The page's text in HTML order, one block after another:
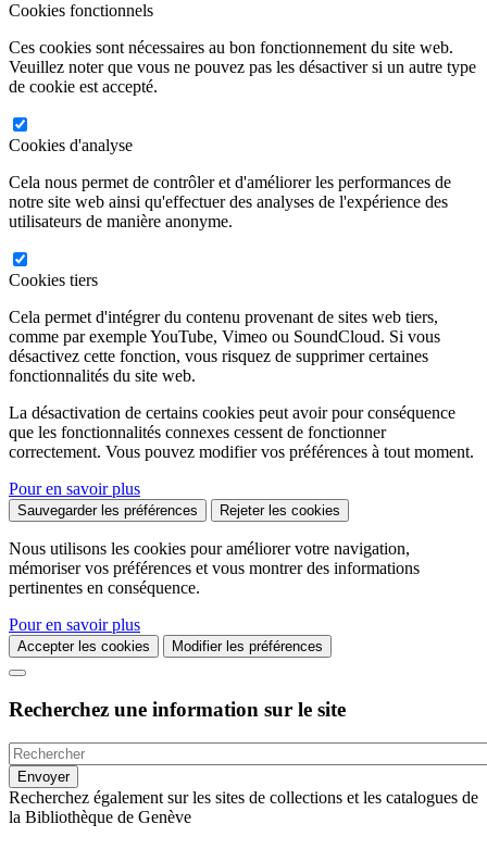
Cookies fonctionnels
Ces cookies sont nécessaires au bon fonctionnement du site web.
Veuillez noter que vous ne pouvez pas les désactiver si un autre type
de cookie est accepté.
Cookies d'analyse
Cela nous permet de contrôler et d'améliorer les performances de
notre site web ainsi qu'effectuer des analyses de l'expérience des
utilisateurs de manière anonyme.
Cookies tiers
Cela permet d'intégrer du contenu provenant de sites web tiers,
comme par exemple YouTube, Vimeo ou SoundCloud. Si vous
désactivez cette fonction, vous risquez de supprimer certaines
fonctionnalités du site web.
La désactivation de certains cookies peut avoir pour conséquence
que les fonctionnalités connexes cessent de fonctionner
correctement. Vous pouvez modifier vos préférences à tout moment.
Pour en savoir plus
Sauvegarder les préférences Rejeter les cookies
Nous utilisons les cookies pour améliorer votre navigation,
mémoriser vos préférences et vous montrer des informations
pertinentes en conséquence.
Pour en savoir plus
Accepter les cookies Modifier les préférences
Recherchez une information sur le site
Recherchez également sur les sites de collections et les catalogues de
la Bibliothèque de Genève